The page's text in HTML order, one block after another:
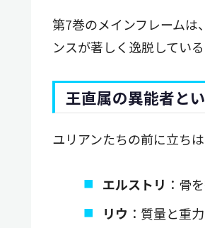
第7巻のメインフレームは
ンスが著しく逸脱してい
王直属の異能者と
ユリアンたちの前に立ち
エルストリ ：骨
リウ ：質量と重